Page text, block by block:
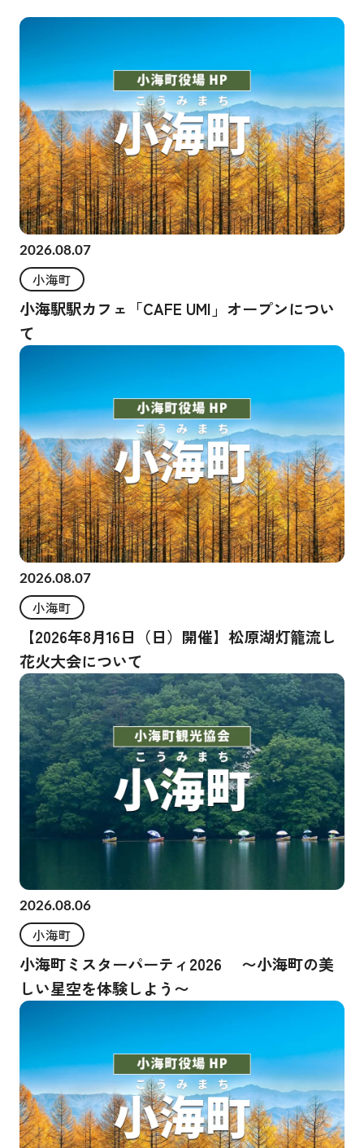
2026.08.07
小海町
小海駅駅カフェ「CAFE UMI」オープンについ
て
2026.08.07
小海町
【2026年8月16日（日）開催】松原湖灯籠流し
花火大会について
2026.08.06
小海町
小海町ミスターパーティ2026 〜小海町の美
しい星空を体験しよう〜